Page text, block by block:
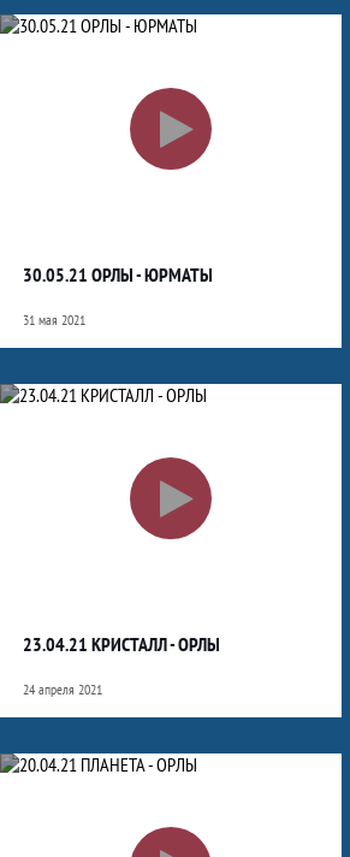
30.05.21 ОРЛЫ - ЮРМАТЫ
31 мая 2021
23.04.21 КРИСТАЛЛ - ОРЛЫ
24 апреля 2021